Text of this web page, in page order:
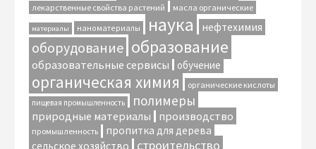
лекарственные свойства растений масла органические
материалы наноматериалы наука нефтехимия
оборудование образование
образовательные сервисы обучение
органическая химия органические кислоты
пищевая промышленность полимеры
природные материалы производство
промышленность
пропитка для дерева
сельское хозяйство
строительство